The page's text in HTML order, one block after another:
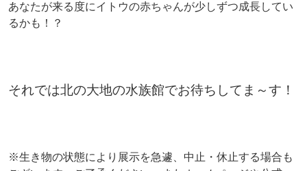
あなたが来る度にイトウの赤ちゃんが少しずつ成長してい
るかも！？
それでは北の大地の水族館でお待ちしてま～す！
※生き物の状態により展示を急遽、中止・休止する場合も